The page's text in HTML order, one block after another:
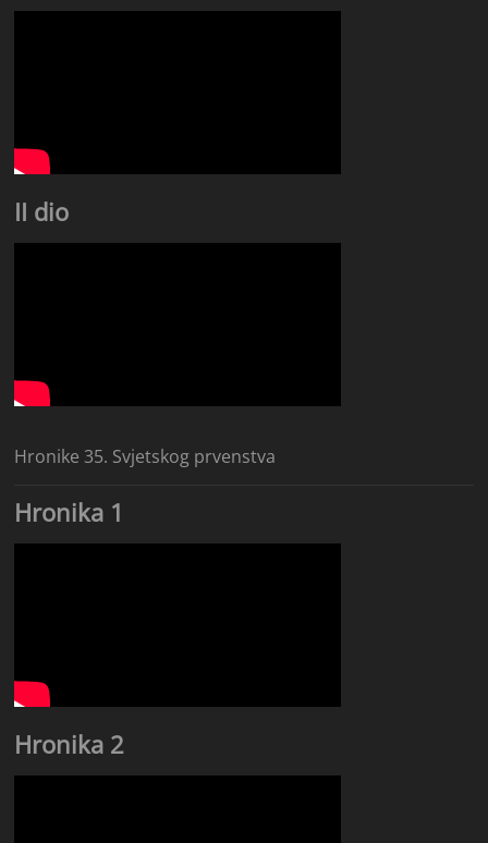
II dio
Hronike 35. Svjetskog prvenstva
Hronika 1
Hronika 2